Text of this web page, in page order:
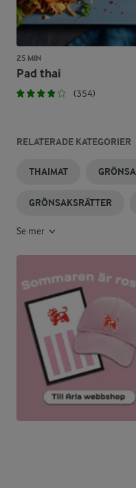
25 MIN
Pad thai
(354)
RELATERADE KATEGORIER
THAIMAT
GRÖNSAKSRÄTTER
Se mer